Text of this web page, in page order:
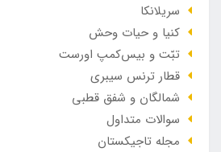
سریلانکا
کنیا و حیات وحش
تبّت و بیس‌کمپ اورست
قطار ترنس سیبری
شمالگان و شفق قطبی
سوالات متداول
مجله تاجیکستان